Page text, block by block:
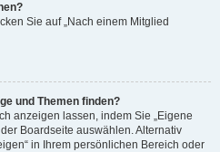
Sie auf „Nach einem Mitglied
und Themen finden?
anzeigen lassen, indem Sie „Eigene
Boardseite auswählen. Alternativ
in Ihrem persönlichen Bereich oder